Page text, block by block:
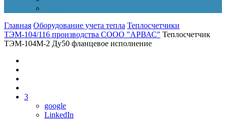
Главная Оборудование учета тепла Теплосчетчики
ТЭМ-104/116 производства СООО "АРВАС" Теплосчетчик
ТЭМ-104М-2 Ду50 фланцевое исполнение
3
google
LinkedIn